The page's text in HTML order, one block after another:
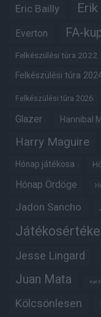
Eric Bailly
Everton FA-
Felkészülési túra 2022
Felkészülési túra
Felkészülési túra 2026
Glazer Hannibal
Harry Maguire
Hónap játékosa
Hónap Ördöge
Jadon Sancho
Jesse Lingard
Juan Mata Karl
Kölcsönlesen